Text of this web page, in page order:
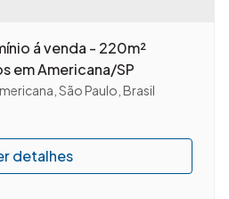
á venda - 220m²
em Americana/SP
São Paulo Brasil